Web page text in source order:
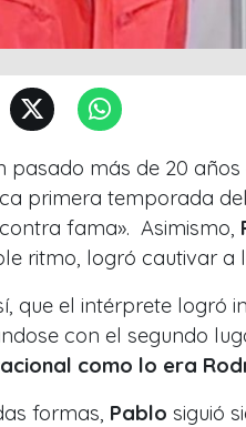
pasado más de 20
primera temporada
fama». Asimismo,
ritmo, logró cautivar a
que el intérprete logró
con el segundo
como lo era
formas, Pablo siguió